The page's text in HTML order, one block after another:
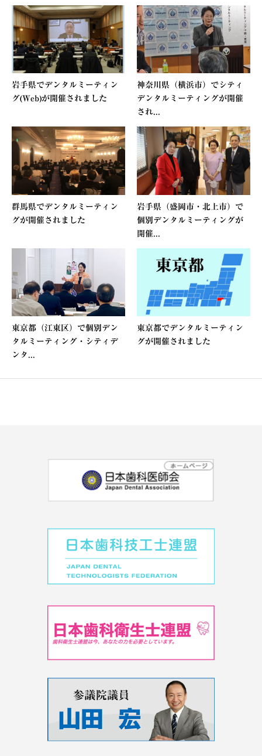
岩手県でデンタルミーティン
グ(Web)が開催されました
神奈川県（横浜市）でシティ
デンタルミーティングが開催
され...
群馬県でデンタルミーティン
グが開催されました
岩手県（盛岡市・北上市）で
個別デンタルミーティングが
開催...
東京都（江東区）で個別デン
タルミーティング・シティデ
ンタ...
東京都でデンタルミーティン
グが開催されました